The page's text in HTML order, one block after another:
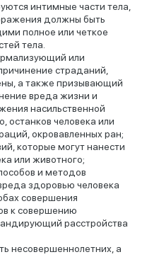
интимные части тела,
должны быть
полное или четкое
тела.
или
страданий,
а также призывающий
вреда жизни и
насильственной
останков человека или
окровавленных ран;
которые могут нанести
или животного;
и методов
здоровью человека
совершения
к совершению
расстройства
несовершеннолетних, а